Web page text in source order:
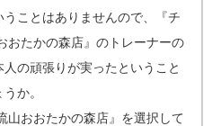
うことはありませんので、『チ
おたかの森店』のトレーナーの
人の頑張りが実ったということ
か。
山おおたかの森店』を選択して